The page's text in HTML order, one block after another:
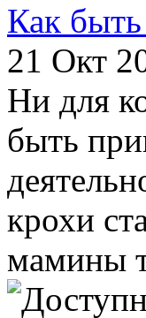
Как быть
21 Окт
Ни для
быть
крохи
мамины